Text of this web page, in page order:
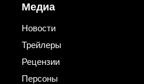
Медиа
Новости
Трейлеры
Рецензии
Персоны